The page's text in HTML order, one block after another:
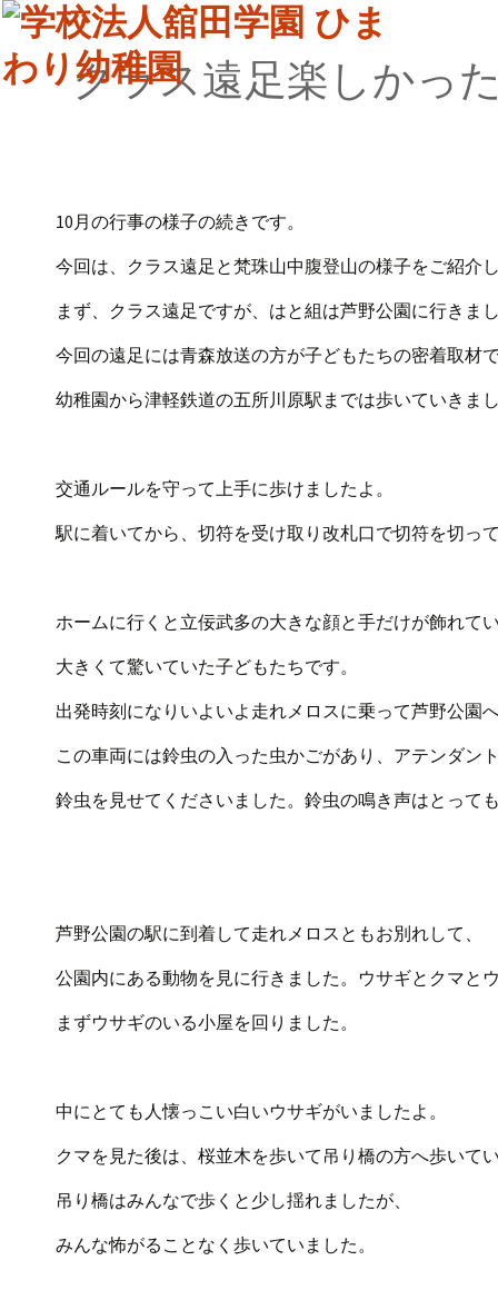
クラス遠足楽しかっ
10月の行事の様子の続きです。
今回は、クラス遠足と梵珠山中腹登山の様子をご紹介
まず、クラス遠足ですが、はと組は芦野公園に行きま
今回の遠足には青森放送の方が子どもたちの密着取材
幼稚園から津軽鉄道の五所川原駅までは歩いていきま
交通ルールを守って上手に歩けましたよ。
駅に着いてから、切符を受け取り改札口で切符を切っ
ホームに行くと立佞武多の大きな顔と手だけが飾れて
大きくて驚いていた子どもたちです。
出発時刻になりいよいよ走れメロスに乗って芦野公園
この車両には鈴虫の入った虫かごがあり、アテンダン
鈴虫を見せてくださいました。鈴虫の鳴き声はとって
芦野公園の駅に到着して走れメロスともお別れして、
公園内にある動物を見に行きました。ウサギとクマと
まずウサギのいる小屋を回りました。
中にとても人懐っこい白いウサギがいましたよ。
クマを見た後は、桜並木を歩いて吊り橋の方へ歩いて
吊り橋はみんなで歩くと少し揺れましたが、
みんな怖がることなく歩いていました。